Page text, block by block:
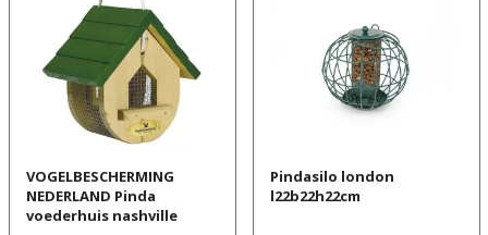
VOGELBESCHERMING
NEDERLAND Pinda
voederhuis nashville
Pindasilo london
l22b22h22cm